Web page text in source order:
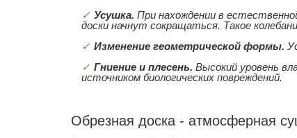
Усушка. При нахождении в
доски начнут сокращаться. Такое
Изменение геометрической формы.
Гниение и плесень. Высокий уровень
источником биологических повреждений.
Обрезная доска - атмосферная